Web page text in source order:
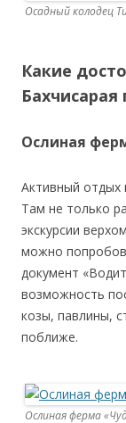
Осадный колодец
Какие
Бахчисарая
Ослиная
Активный
Там не только
экскурсии
можно
документ
возможность
козы, павлины,
поближе.
Ослиная ферма